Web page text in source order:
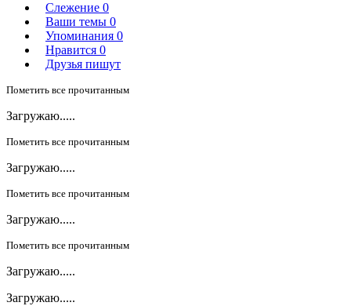
Слежение 0
Ваши темы 0
Упоминания 0
Нравится 0
Друзья пишут
Пометить все прочитанным
Загружаю.....
Пометить все прочитанным
Загружаю.....
Пометить все прочитанным
Загружаю.....
Пометить все прочитанным
Загружаю.....
Загружаю.....